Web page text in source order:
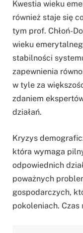
Kwestia wieku
również staje się
tym prof. Chłoń-
wieku
stabilności
zapewnienia
w tyle za
zdaniem
działań.
Kryzys
która wymaga
odpowiednich
poważnych
gospodarczych,
pokoleniach. Czas